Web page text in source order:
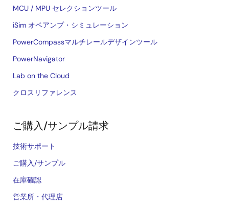
MCU / MPU セレクションツール
iSim オペアンプ・シミュレーション
PowerCompassマルチレールデザインツール
PowerNavigator
Lab on the Cloud
クロスリファレンス
ご購入/サンプル請求
技術サポート
ご購入/サンプル
在庫確認
営業所・代理店